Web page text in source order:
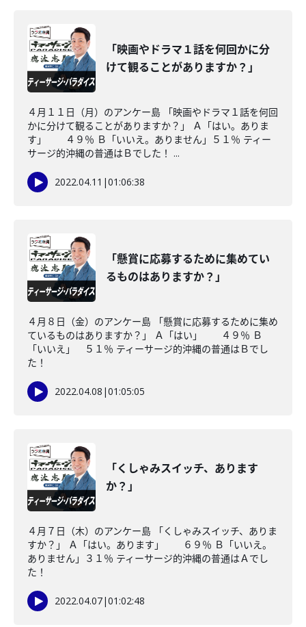
「映画やドラマ１話を何回かに分
けて観ることがありますか？」
４月１１日（月）のアンケー島 「映画やドラマ１話を何回
かに分けて観ることがありますか？」 Ａ「はい。ありま
す」 ４９％ Ｂ「いいえ。ありません」５１％ ティー
サージ的沖縄の普通はＢでした！ ...
2022.04.11 |01:06:38
「懸賞に応募するために集めてい
るものはありますか？」
４月８日（金）のアンケー島 「懸賞に応募するために集め
ているものはありますか？」 Ａ「はい」 ４９％ Ｂ
「いいえ」 ５１％ ティーサージ的沖縄の普通はＢでし
た！
2022.04.08 |01:05:05
「くしゃみスイッチ、あります
か？」
４月７日（木）のアンケー島 「くしゃみスイッチ、ありま
すか？」 Ａ「はい。あります」 ６９％ Ｂ「いいえ。
ありません」３１％ ティーサージ的沖縄の普通はＡでし
た！
2022.04.07|01:02:48